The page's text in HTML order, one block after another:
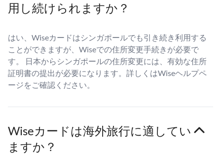
用し続けられますか？
はい、Wiseカードはシンガポールでも引き続き利用する
ことができますが、Wiseでの住所変更手続きが必要で
す。 日本からシンガポールの住所変更には、有効な住所
証明書の提出が必要になります。詳しくはWiseヘルプペ
ージをご確認ください。
Wiseカードは海外旅行に適してい
ますか？